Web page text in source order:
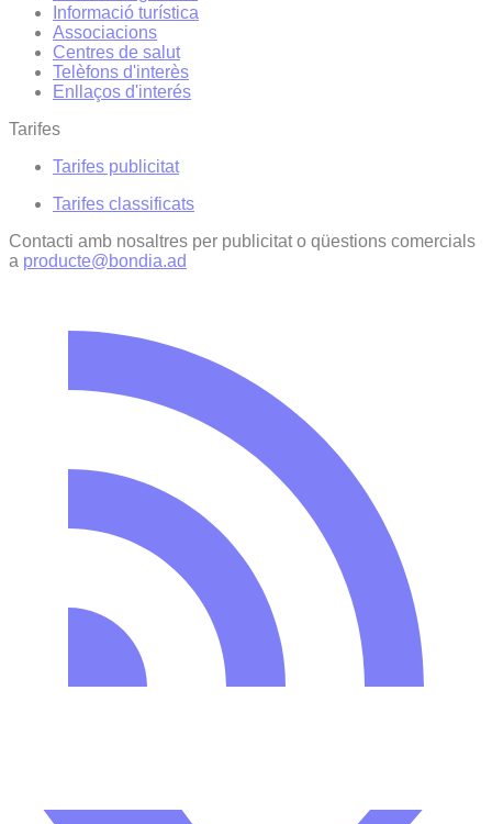
Informació turística
Associacions
Centres de salut
Telèfons d'interès
Enllaços d'interés
Tarifes
Tarifes publicitat
Tarifes classificats
Contacti amb nosaltres per publicitat o qüestions comercials
a producte@bondia.ad